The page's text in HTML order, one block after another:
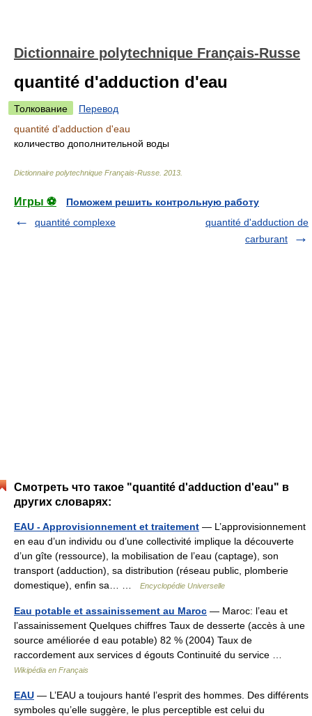
Dictionnaire polytechnique Français-Russe
quantité d'adduction d'eau
Толкование
Перевод
quantité d'adduction d'eau
количество дополнительной воды
Dictionnaire polytechnique Français-Russe 2013
Игры ⚽
Поможем решить контрольную работу
quantité complexe
quantité d'adduction de
carburant
Смотреть что такое "quantité d'adduction d'eau" в
других словарях:
EAU - Approvisionnement et traitement — L’approvisionnement
en eau d’un individu ou d’une collectivité implique la découverte
d’un gîte (ressource), la mobilisation de l’eau (captage), son
transport (adduction), sa distribution (réseau public, plomberie
domestique), enfin sa… …
Encyclopédie Universelle
Eau potable et assainissement au Maroc — Maroc: l’eau et
l’assainissement Quelques chiffres Taux de desserte (accès à une
source améliorée d eau potable) 82 % (2004) Taux de
raccordement aux services d égouts Continuité du service …
Wikipédia en Français
EAU — L’EAU a toujours hanté l’esprit des hommes. Des différents
symboles qu’elle suggère, le plus perceptible est celui du